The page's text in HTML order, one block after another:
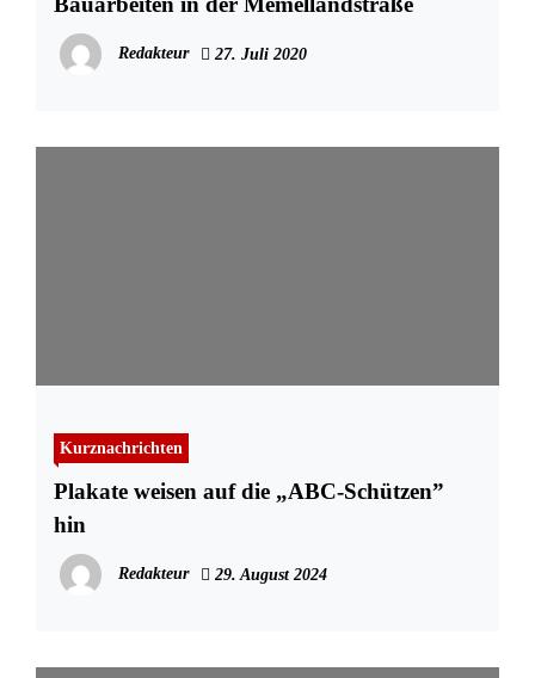
Redakteur 27. Juli 2020
Kurznachrichten
Plakate weisen auf die „ABC-Schützen”
hin
Redakteur 29. August 2024